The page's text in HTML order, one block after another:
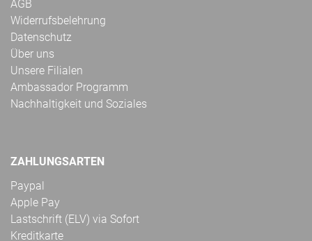
AGB
Widerrufsbelehrung
Datenschutz
Über uns
Unsere Filialen
Ambassador Programm
Nachhaltigkeit und Soziales
ZAHLUNGSARTEN
Paypal
Apple Pay
Lastschrift (ELV) via Sofort
Kreditkarte